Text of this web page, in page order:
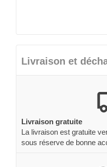
Livraison et
Livraison gratuite
La livraison est gratuite
sous réserve de bonne